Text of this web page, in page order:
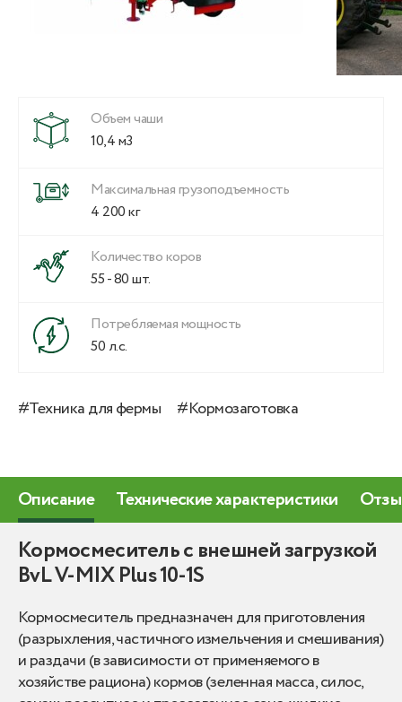
Объем чаши
10,4 м3
Максимальная грузоподъемность
4 200 кг
Количество коров
55 - 80 шт.
Потребляемая мощность
50 л.с.
#Техника для фермы #Кормозаготовка
Описание Технические характеристики
Кормосмеситель с внешней загрузкой
BvL V-MIX Plus 10-1S
Кормосмеситель предназначен для приготовления
(разрыхления, частичного измельчения и смешивания)
и раздачи (в зависимости от применяемого в
хозяйстве рациона) кормов (зеленная масса, силос,